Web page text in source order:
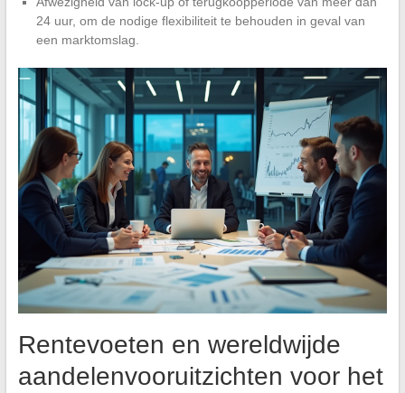
24 uur, om de nodige flexibiliteit te behouden in geval van
een marktomslag.
Rentevoeten en wereldwijde
aandelenvooruitzichten voor het